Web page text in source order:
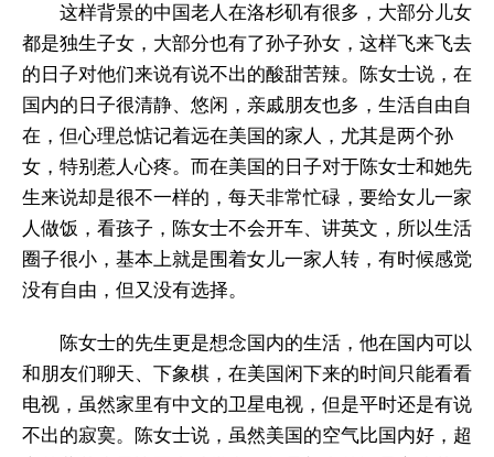
这样背景的中国老人在洛杉矶有很多，大部分儿女
都是独生子女，大部分也有了孙子孙女，这样飞来飞去
的日子对他们来说有说不出的酸甜苦辣。陈女士说，在
国内的日子很清静、悠闲，亲戚朋友也多，生活自由自
在，但心理总惦记着远在美国的家人，尤其是两个孙
女，特别惹人心疼。而在美国的日子对于陈女士和她先
生来说却是很不一样的，每天非常忙碌，要给女儿一家
人做饭，看孩子，陈女士不会开车、讲英文，所以生活
圈子很小，基本上就是围着女儿一家人转，有时候感觉
没有自由，但又没有选择。
陈女士的先生更是想念国内的生活，他在国内可以
和朋友们聊天、下象棋，在美国闲下来的时间只能看看
电视，虽然家里有中文的卫星电视，但是平时还是有说
不出的寂寞。陈女士说，虽然美国的空气比国内好，超